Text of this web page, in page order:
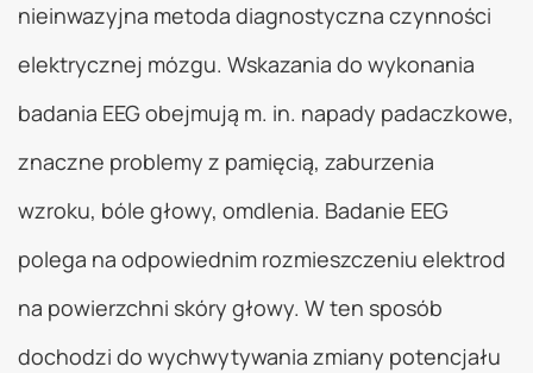
nieinwazyjna metoda diagnostyczna czynności
elektrycznej mózgu. Wskazania do wykonania
badania EEG obejmują m. in. napady padaczkowe,
znaczne problemy z pamięcią, zaburzenia
wzroku, bóle głowy, omdlenia. Badanie EEG
polega na odpowiednim rozmieszczeniu elektrod
na powierzchni skóry głowy. W ten sposób
dochodzi do wychwytywania zmiany potencjału